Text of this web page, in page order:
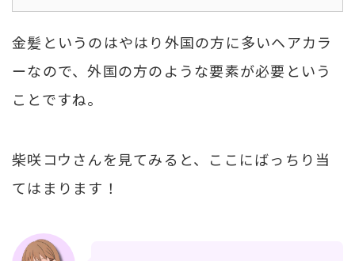
金髪というのはやはり外国の方に多いヘアカラ
ーなので、外国の方のような要素が必要という
ことですね。
柴咲コウさんを見てみると、ここにばっちり当
てはまります！